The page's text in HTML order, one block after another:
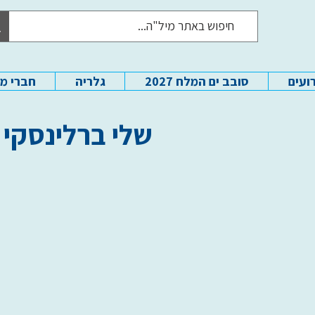
סובב ים המלח 2027 גלריה חברי
שלי ברלינסקי